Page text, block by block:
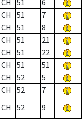
CH 51 6
CH
51 7
CH
51 8
CH
51 21
CH
51 22
CH
51 51
CH
52 5
CH
52 7
CH
52 9